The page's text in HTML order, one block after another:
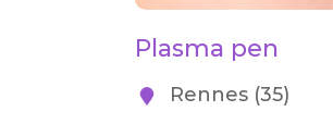
Plasma pen
Rennes (35)